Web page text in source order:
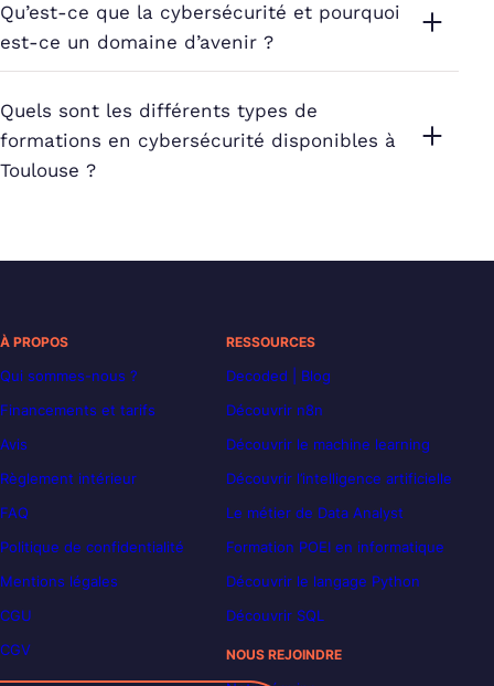
Qu’est-ce que la cybersécurité et pourquoi
est-ce un domaine d’avenir ?
Quels sont les différents types de
formations en cybersécurité disponibles à
Toulouse ?
À PROPOS
Qui sommes-nous ?
Financements et tarifs
Avis
Règlement intérieur
FAQ
Politique de confidentialité
Mentions légales
CGU
CGV
RESSOURCES
Decoded | Blog
Découvrir n8n
Découvrir le machine learning
Découvrir l’intelligence artificielle
Le métier de Data Analyst
Formation POEI en informatique
Découvrir le langage Python
Découvrir SQL
NOUS REJOINDRE